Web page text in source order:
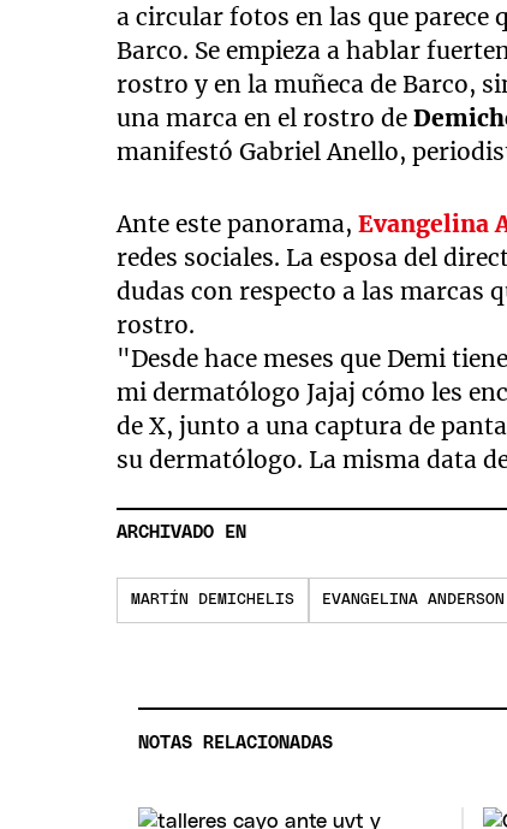
a circular fotos en las que parece
Barco. Se empieza a hablar
rostro y en la muñeca de Barco,
una marca en el rostro de
manifestó Gabriel Anello,
Ante este panorama,Evangelina
redes sociales. La esposa del
dudas con respecto a las marcas
rostro.
"Desde hace meses que Demi
mi dermatólogo Jajaj cómo les
de X, junto a una captura de
su dermatólogo. La misma data
ARCHIVADO EN
MARTÍN DEMICHELIS EVANGELINA ANDERSON
NOTAS RELACIONADAS